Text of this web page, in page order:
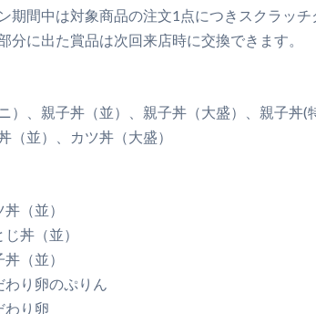
期間中は対象商品の注文1点につきスクラッチ
分に出た賞品は次回来店時に交換できます。
）、親子丼（並）、親子丼（大盛）、親子丼
（並）、カツ丼（大盛）
（並）
丼（並）
（並）
り卵のぷりん
り卵